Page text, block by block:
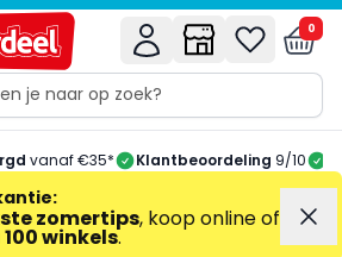
0
vanaf €35* Klantbeoordeling 9/10
:
zomertips, koop online of
100 winkels.